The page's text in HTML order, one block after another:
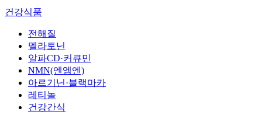
건강식품
전해질
멜라토닌
알파CD·커큐민
NMN(엔엠엔)
아르기닌·블랙마카
레티놀
건강간식